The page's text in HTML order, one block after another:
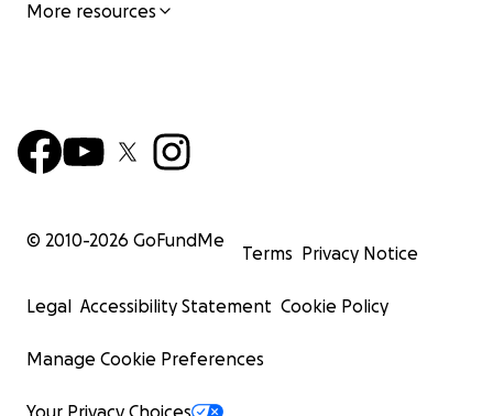
More resources
© 2010-2026 GoFundMe
Terms Privacy Notice
Legal Accessibility Statement Cookie Policy
Manage Cookie Preferences
Your Privacy Choices